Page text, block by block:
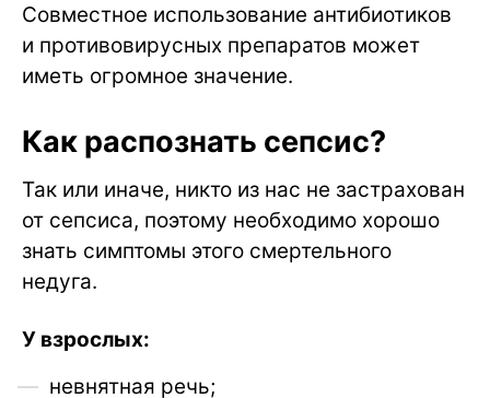
Совместное использование антибиотиков
и противовирусных препаратов может
иметь огромное значение.
Как распознать сепсис?
Так или иначе, никто из нас не застрахован
от сепсиса, поэтому необходимо хорошо
знать симптомы этого смертельного
недуга.
У взрослых:
невнятная речь;